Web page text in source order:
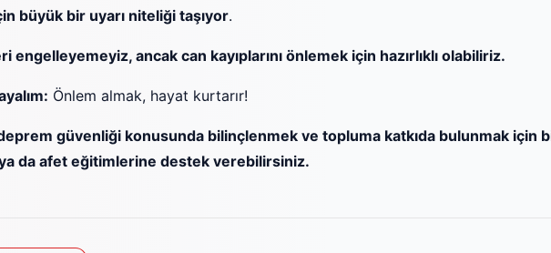
büyük bir uyarı niteliği taşıyor.
engelleyemeyiz, ancak can kayıplarını önlemek için hazırlıklı olabiliriz.
Önlem almak, hayat kurtarır!
güvenliği konusunda bilinçlenmek ve topluma katkıda bulunmak için
da afet eğitimlerine destek verebilirsiniz.